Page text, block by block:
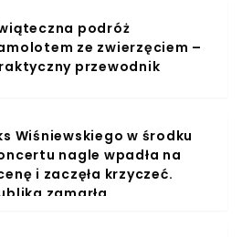
podróż
ze zwierzęciem –
przewodnik
Wiśniewskiego w środku
nagle wpadła na
i zaczęła krzyczeć.
zamarła